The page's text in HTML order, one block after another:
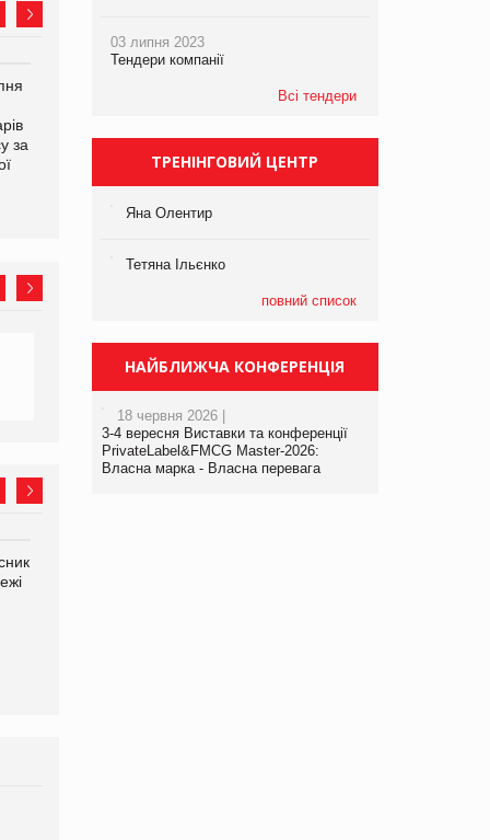
за
заморожені хлібобулочні
03 липня 2023
Тендери компанії
Всі тендери
ТРЕНІНГОВИЙ ЦЕНТР
Яна Олентир
Тетяна Ільєнко
повний список
НАЙБЛИЖЧА КОНФЕРЕНЦІЯ
18 червня 2026 |
3-4 вересня Виставки та конференції
PrivateLabel&FMCG Master-2026:
Власна марка - Власна перевага